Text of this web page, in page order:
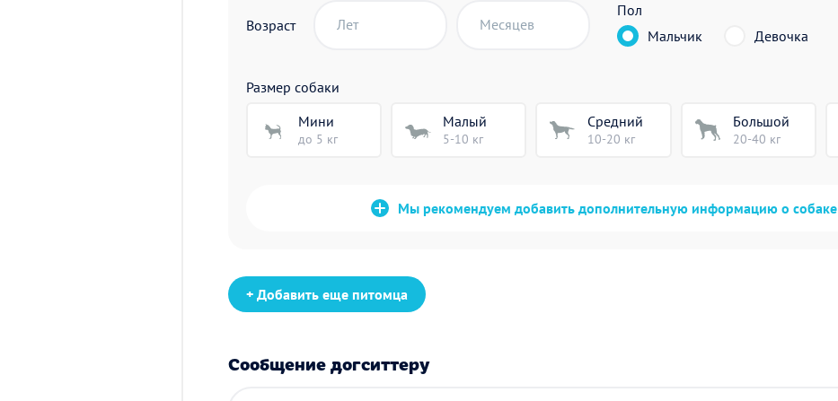
Возраст Лет Месяцев
Пол
Мальчик
Девочка
Размер собаки
Мини
до 5 кг
Малый
5-10 кг
Средний
10-20 кг
Большой
20-40 кг
Мы рекомендуем добавить дополнительную информацию о собаке
+ Добавить еще питомца
Сообщение догситтеру